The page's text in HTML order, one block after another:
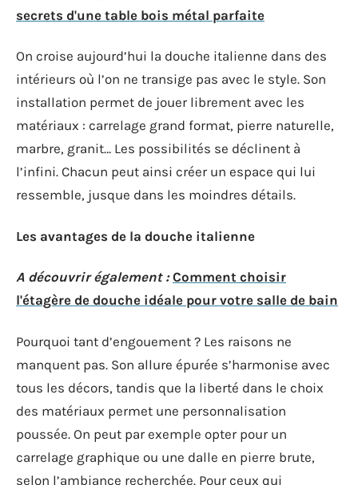
secrets d'une table bois métal parfaite
On croise aujourd’hui la douche italienne dans des
intérieurs où l’on ne transige pas avec le style. Son
installation permet de jouer librement avec les
matériaux : carrelage grand format, pierre naturelle,
marbre, granit… Les possibilités se déclinent à
l’infini. Chacun peut ainsi créer un espace qui lui
ressemble, jusque dans les moindres détails.
Les avantages de la douche italienne
A découvrir également : Comment choisir
l'étagère de douche idéale pour votre salle de bain
Pourquoi tant d’engouement ? Les raisons ne
manquent pas. Son allure épurée s’harmonise avec
tous les décors, tandis que la liberté dans le choix
des matériaux permet une personnalisation
poussée. On peut par exemple opter pour un
carrelage graphique ou une dalle en pierre brute,
selon l’ambiance recherchée. Pour ceux qui